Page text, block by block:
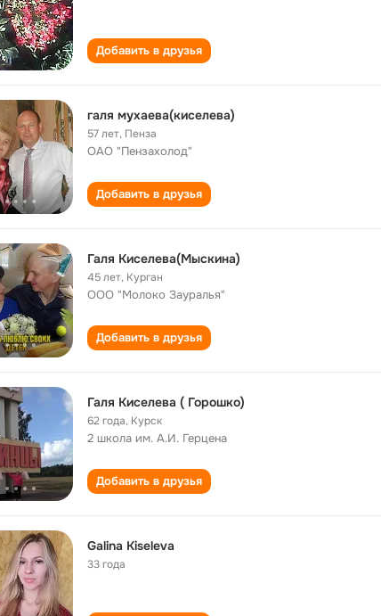
Добавить в друзья
галя мухаева(киселева)
57 лет, Пенза
ОАО "Пензахолод"
Добавить в друзья
Галя Киселева(Мыскина)
45 лет, Курган
ООО "Молоко Зауралья"
Добавить в друзья
Галя Киселева ( Горошко)
62 года, Курск
2 школа им. А.И. Герцена
Добавить в друзья
Galina Kiseleva
33 года